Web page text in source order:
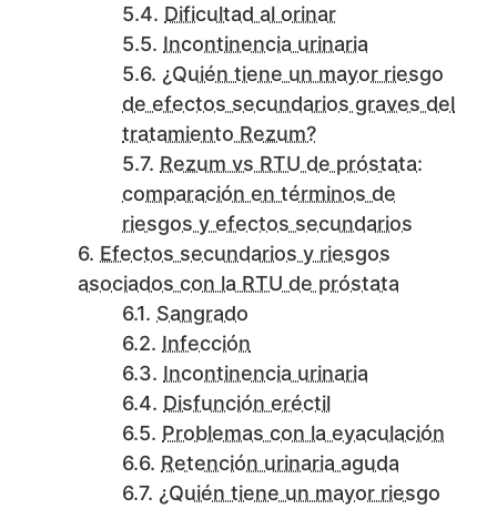
Dificultad al orinar
Incontinencia urinaria
¿Quién tiene un mayor riesgo
de efectos secundarios graves del
tratamiento Rezum?
Rezum vs RTU de próstata:
comparación en términos de
riesgos y efectos secundarios
Efectos secundarios y riesgos
asociados con la RTU de próstata
Sangrado
Infección
Incontinencia urinaria
Disfunción eréctil
Problemas con la eyaculación
Retención urinaria aguda
¿Quién tiene un mayor riesgo